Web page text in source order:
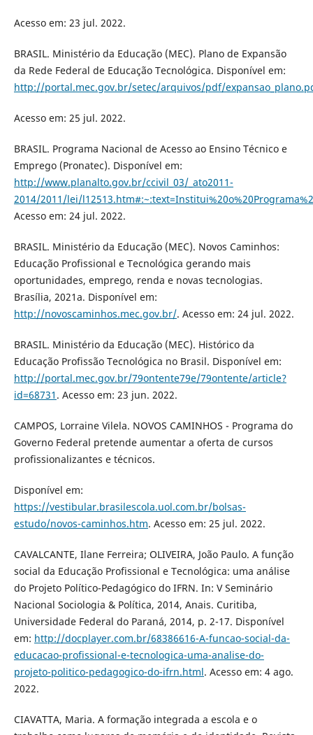
Acesso em: 23 jul. 2022.
BRASIL. Ministério da Educação (MEC). Plano de Expansão
da Rede Federal de Educação Tecnológica. Disponível em:
http://portal.mec.gov.br/setec/arquivos/pdf/
Acesso em: 25 jul. 2022.
BRASIL. Programa Nacional de Acesso ao Ensino Técnico e
Emprego (Pronatec). Disponível em:
http://www.planalto.gov.br/ccivil_03/_ato2011-
2014/2011/lei/
Acesso em: 24 jul. 2022.
BRASIL. Ministério da Educação (MEC). Novos Caminhos:
Educação Profissional e Tecnológica gerando mais
oportunidades, emprego, renda e novas tecnologias.
Brasília, 2021a. Disponível em:
http://novoscaminhos.mec.gov.br/. Acesso em: 24 jul. 2022.
BRASIL. Ministério da Educação (MEC). Histórico da
Educação Profissão Tecnológica no Brasil. Disponível em:
http://portal.mec.gov.br/79ontente79e/79ontente/article?
id=68731 . Acesso em: 23 jun. 2022.
CAMPOS, Lorraine Vilela. NOVOS CAMINHOS - Programa do
Governo Federal pretende aumentar a oferta de cursos
profissionalizantes e técnicos.
Disponível em:
https://vestibular.brasilescola.uol.com.br/bolsas-
estudo/novos-caminhos.htm. Acesso em: 25 jul. 2022.
CAVALCANTE, Ilane Ferreira; OLIVEIRA, João Paulo. A função
social da Educação Profissional e Tecnológica: uma análise
do Projeto Político-Pedagógico do IFRN. In: V Seminário
Nacional Sociologia & Política, 2014, Anais. Curitiba,
Universidade Federal do Paraná, 2014, p. 2-17. Disponível
em: http://docplayer.com.br/68386616-A-funcao-social-da-
educacao-profissional-e-tecnologica-uma-analise-do-
projeto-politico-pedagogico-do-ifrn.html. Acesso em: 4 ago.
2022.
CIAVATTA, Maria. A formação integrada a escola e o